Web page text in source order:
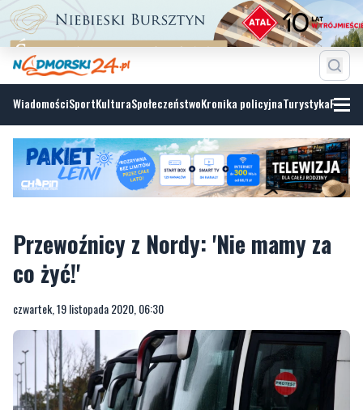
WiadomościSportKulturaSpołeczeństwoKronika policyjnaTurystyka
Przewoźnicy z Nordy: 'Nie mamy za
czwartek, 19 listopada 2020, 06:30